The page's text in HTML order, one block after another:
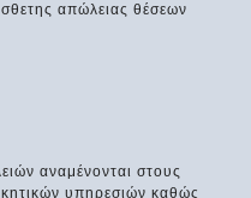
απώλειας θέσεων
αναμένονται στους
υπηρεσιών καθώς